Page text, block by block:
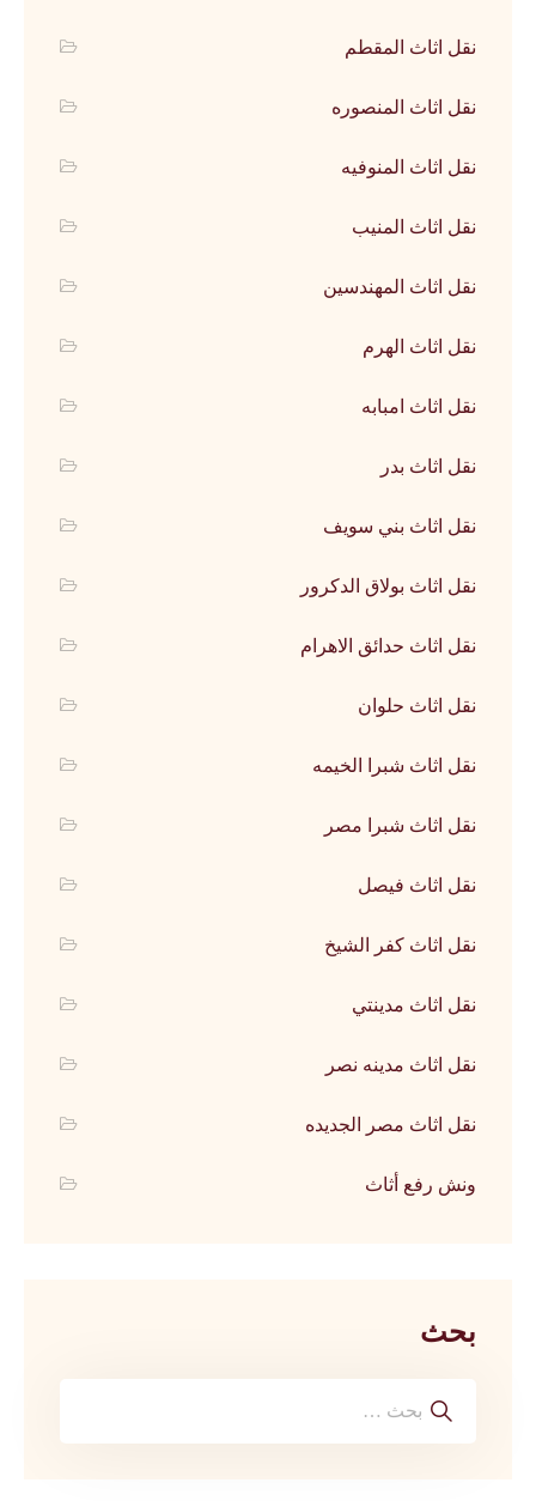
نقل اثاث المقطم
نقل اثاث المنصوره
نقل اثاث المنوفيه
نقل اثاث المنيب
نقل اثاث المهندسين
نقل اثاث الهرم
نقل اثاث امبابه
نقل اثاث بدر
نقل اثاث بني سويف
نقل اثاث بولاق الدكرور
نقل اثاث حدائق الاهرام
نقل اثاث حلوان
نقل اثاث شبرا الخيمه
نقل اثاث شبرا مصر
نقل اثاث فيصل
نقل اثاث كفر الشيخ
نقل اثاث مدينتي
نقل اثاث مدينه نصر
نقل اثاث مصر الجديده
ونش رفع أثاث
بحث